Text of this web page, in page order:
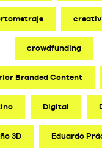
crowdfunding
Branded Content
Digital
3D Eduardo